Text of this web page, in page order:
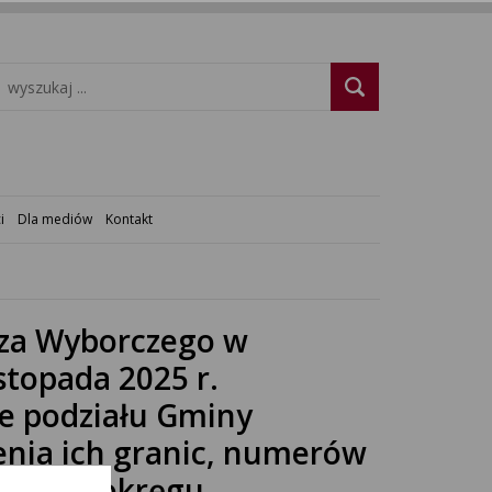
Dla mediów Kontakt
Wyborczego w
2025 r.
podziału Gminy
ich granic, numerów